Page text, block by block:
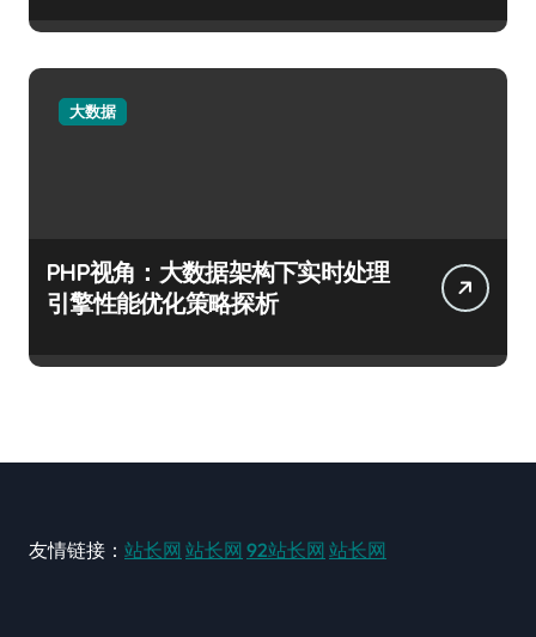
大数据
PHP视角：大数据架构下实时处理
引擎性能优化策略探析
友情链接： 站长网 站长网 92站长网 站长网